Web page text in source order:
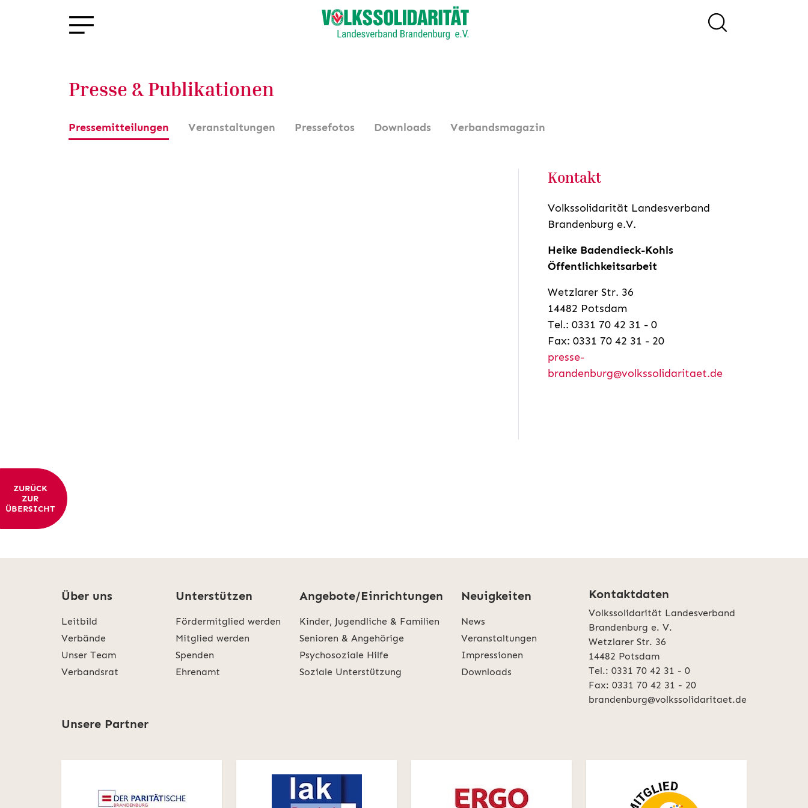
Presse & Publikationen
Pressemitteilungen Veranstaltungen Pressefotos Downloads Verbandsmagazin
Kontakt
Volkssolidarität Landesverband
Brandenburg e.V.
Heike Badendieck-Kohls
Öffentlichkeitsarbeit
Wetzlarer Str. 36
14482 Potsdam
Tel.: 0331 70 42 31 - 0
Fax: 0331 70 42 31 - 20
presse-
brandenburg@volkssolidaritaet.de
ZURÜCK
ZUR
ÜBERSICHT
Über uns
Leitbild
Verbände
Unser Team
Verbandsrat
Unterstützen
Fördermitglied werden
Mitglied werden
Spenden
Ehrenamt
Angebote/Einrichtungen
Kinder, Jugendliche & Familien
Senioren & Angehörige
Psychosoziale Hilfe
Soziale Unterstützung
Neuigkeiten
News
Veranstaltungen
Impressionen
Downloads
Kontaktdaten
Volkssolidarität Landesverband
Brandenburg e. V.
Wetzlarer Str. 36
14482 Potsdam
Tel.: 0331 70 42 31 - 0
Fax: 0331 70 42 31 - 20
brandenburg@volkssolidaritaet.de
Unsere Partner